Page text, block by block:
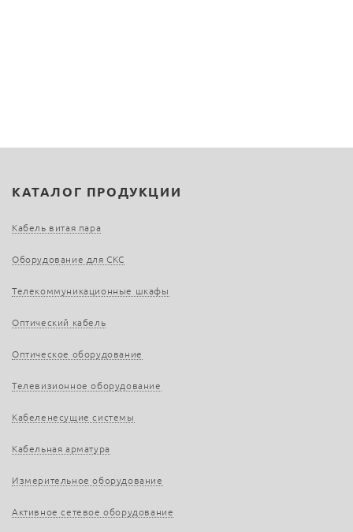
КАТАЛОГ ПРОДУКЦИИ
Кабель витая пара
Оборудование для СКС
Телекоммуникационные шкафы
Оптический кабель
Оптическое оборудование
Телевизионное оборудование
Кабеленесущие системы
Кабельная арматура
Измерительное оборудование
Активное сетевое оборудование